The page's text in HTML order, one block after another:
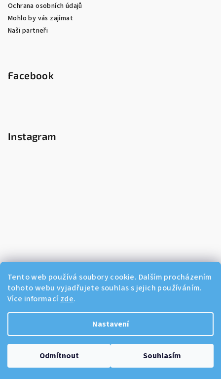
Tento web používá soubory cookie. Dalším procházením
tohoto webu vyjadřujete souhlas s jejich používáním.
Více informací zde.
Nastavení
Odmítnout Souhlasím
Ochrana osobních údajů
Mohlo by vás zajímat
Naši partneři
Facebook
Instagram
Sledovat na Instagramu
Vytvořil Shoptet